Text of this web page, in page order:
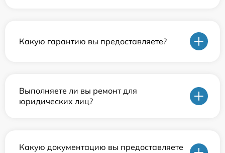
Какую гарантию вы предоставляете?
Выполняете ли вы ремонт для
юридических лиц?
Какую документацию вы предоставляете